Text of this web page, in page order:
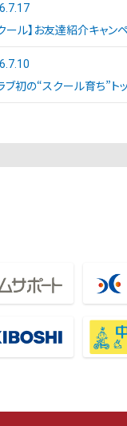
ール】お友達紹介キャン
ブ初の“スクール育ち”